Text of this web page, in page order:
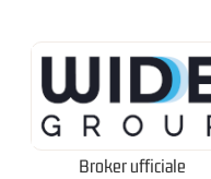
Broker ufficiale